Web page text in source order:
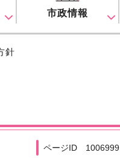
市政情報
針
ページID 1006999